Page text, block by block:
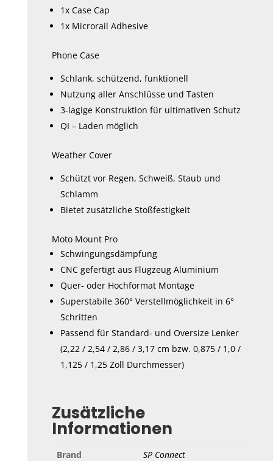
1x Case Cap
1x Microrail Adhesive
Phone Case
Schlank, schützend, funktionell
Nutzung aller Anschlüsse und Tasten
3-lagige Konstruktion für ultimativen Schutz
QI – Laden möglich
Weather Cover
Schützt vor Regen, Schweiß, Staub und
Schlamm
Bietet zusätzliche Stoßfestigkeit
Moto Mount Pro
Schwingungsdämpfung
CNC gefertigt aus Flugzeug Aluminium
Quer- oder Hochformat Montage
Superstabile 360° Verstellmöglichkeit in 6°
Schritten
Passend für Standard- und Oversize Lenker
(2,22 / 2,54 / 2,86 / 3,17 cm bzw. 0,875 / 1,0 /
1,125 / 1,25 Zoll Durchmesser)
Zusätzliche
Informationen
Brand SP Connect